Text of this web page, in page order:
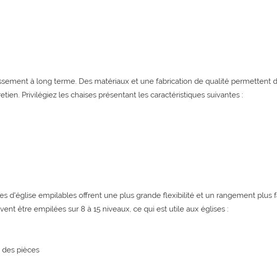
à long terme. Des matériaux et une fabrication de qualité permettent
Privilégiez les chaises présentant les caractéristiques suivantes :
d'église empilables offrent une plus grande flexibilité et un rangement plus
être empilées sur 8 à 15 niveaux, ce qui est utile aux églises :
pièces